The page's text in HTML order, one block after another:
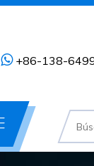
+86-138-